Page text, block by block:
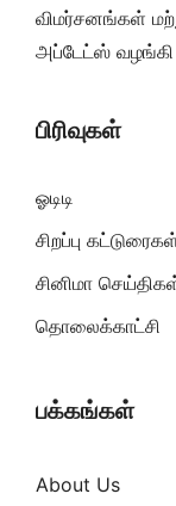
விமர்சனங்கள்
அப்டேட்ஸ் வழங்கி
பிரிவுகள்
ஓடிடி
சிறப்பு
சினிமா
தொலைக்காட்சி
பக்கங்கள்
About Us